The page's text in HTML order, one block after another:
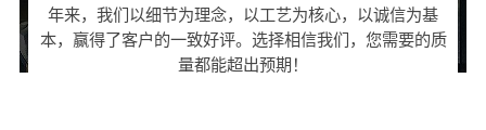
年来，我们以细节为理念，以工艺为核心，以诚信为基
本，赢得了客户的一致好评。选择相信我们，您需要的质
量都能超出预期！